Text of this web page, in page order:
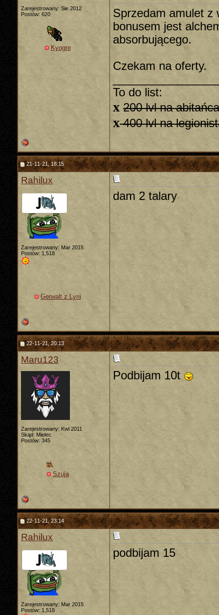
Zarejestrowany: Sie 2012
Postów: 620
Kyogre
Sprzedam amulet z
bonusem jest
absorbującego.
Czekam na oferty.
To do list:
x 200 lvl na
x400 lvl na
21-11-21, 18:15
Rahilux
Zarejestrowany: Mar 2015
Postów: 1,518
Gerwalt z Lyrii
dam 2 talary
22-11-21, 20:13
Maru123
Zarejestrowany: Kwi 2011
Skąd: Mielec
Postów: 345
Szuja
Podbijam 10t
22-11-21, 23:14
Rahilux
Zarejestrowany: Mar 2015
Postów: 1,518
podbijam 15